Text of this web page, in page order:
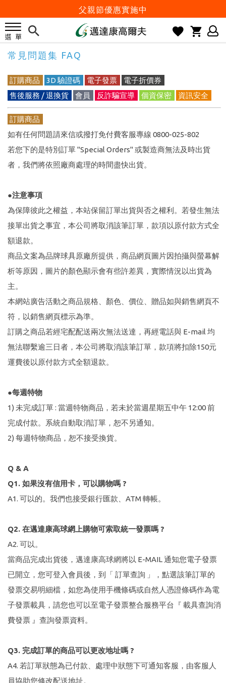
父親節優惠實施中
2026邁達康盃 開始受理報名
防詐騙! 勿信來路不明連結及優惠
歡迎體驗公益店Friends Screen模擬器
刷台新卡滿 $6000 分 3 期 0 利率
Golf Point 會員回饋積點
Happy Father's Day
父親節優惠實施中
2026邁達康盃 開始受理報名
歡迎體驗公益店Friends Screen模擬器
Golf Point 會員回饋積點
消費滿 $2000 享免運
常見問題集 FAQ
訂購商品 3D 驗證碼 電子發票
電子折價券
售後服務 / 退換貨
會員 反詐騙宣導 個資保密 資訊安全
訂購商品
如有任何問題請來信或撥打免付費客服專線 0800-025-802
若您下的是特別訂單 "Special Orders" 或製造商無法及時出貨
者，我們將依照廠商處理的時間盡快出貨。
●注意事項
為保障彼此之權益，本站保留訂單出貨與否之權利。若發生無法
接單出貨之事宜，本公司將取消該筆訂單，款項以原付款方式全
額退款。
商品文案為品牌球具原廠所提供，商品網頁圖片因拍攝與螢幕解
析等原因，圖片的顏色顯示會有些許差異，實際情況以出貨為
主。
本網站廣告活動之商品規格、顏色、價位、贈品如與銷售網頁不
符，以銷售網頁標示為準。
訂購之商品若經宅配配送兩次無法送達，再經電話與 E-mail 均
無法聯繫逾三日者，本公司將取消該筆訂單，款項將扣除150元
運費後以原付款方式全額退款。
●每週特物
1) 未完成訂單 : 當週特物商品，若未於當週星期五中午 12:00 前
完成付款。系統自動取消訂單，恕不另通知。
2) 每週特物商品，恕不接受換貨。
Q & A
Q1. 如果沒有信用卡，可以購物嗎 ?
A1. 可以的。我們也接受銀行匯款、ATM 轉帳。
Q2. 在邁達康高球網上購物可索取統一發票嗎 ?
A2. 可以。
當商品完成出貨後，邁達康高球網將以 E-MAIL 通知您電子發票
已開立，您可登入會員後，到「 訂單查詢 」，點選該筆訂單的
發票交易明細檔，如您為使用手機條碼或自然人憑證條碼作為電
子發票載具，請您也可以至電子發票整合服務平台『 載具查詢消
費發票 』查詢發票資料。
Q3. 完成訂單的商品可以更改地址嗎 ?
A4. 若訂單狀態為已付款、處理中狀態下可通知客服，由客服人
員協助您修改配送地址。